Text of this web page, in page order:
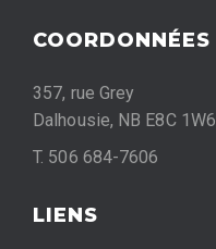
COORDONNÉES
357, rue Grey
Dalhousie, NB E8C 1W6
T. 506 684-7606
LIENS